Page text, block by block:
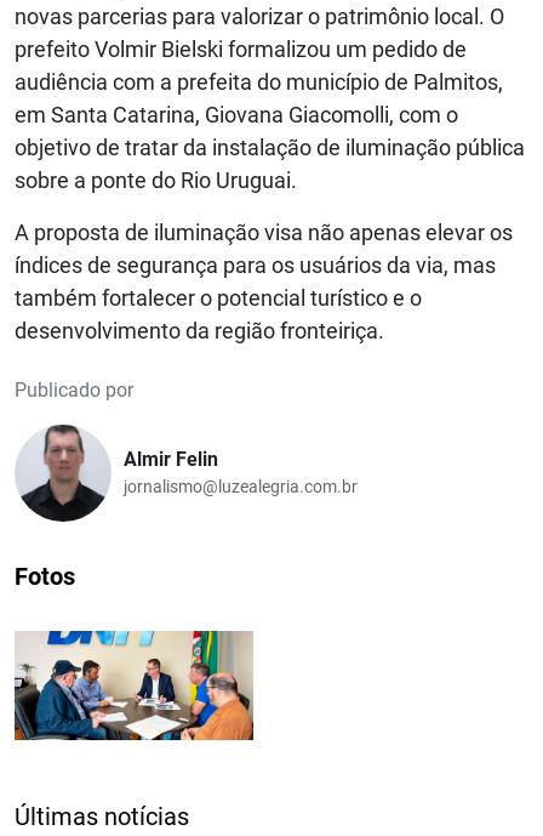
novas parcerias para valorizar o patrimônio local. O
prefeito Volmir Bielski formalizou um pedido de
audiência com a prefeita do município de Palmitos,
em Santa Catarina, Giovana Giacomolli, com o
objetivo de tratar da instalação de iluminação pública
sobre a ponte do Rio Uruguai.
A proposta de iluminação visa não apenas elevar os
índices de segurança para os usuários da via, mas
também fortalecer o potencial turístico e o
desenvolvimento da região fronteiriça.
Publicado por
Almir Felin
jornalismo@luzealegria.com.br
Fotos
Últimas notícias